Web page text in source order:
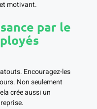
motivant.
par le
Encouragez-les
Non seulement
crée aussi un